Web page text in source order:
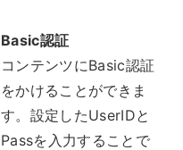
Basic認証
コンテンツにBasic認証
をかけることができま
す。設定したUserIDと
Passを入力することで